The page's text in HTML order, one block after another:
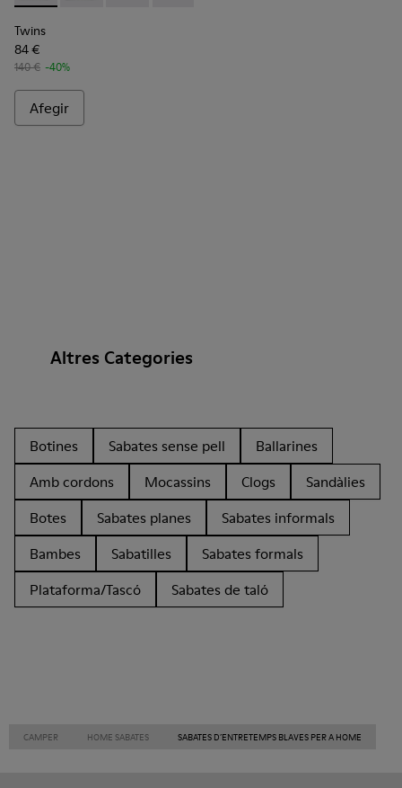
Twins
84 €
140 € -40%
Afegir
Altres Categories
Botines Sabates sense pell
Ballarines
Amb cordons
Mocassins Clogs
Sandàlies
Botes
Sabates planes
Sabates informals
Bambes
Sabatilles
Sabates formals
Plataforma/Tascó
Sabates de taló
CAMPER HOME SABATES SABATES D’ENTRETEMPS BLAVES PER A HOME